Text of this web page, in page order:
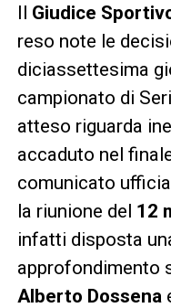
Il Giudice
reso note le
diciassettesima
campionato di
atteso riguarda
accaduto nel
comunicato
la riunione del 12
infatti disposta
approfondimento
Alberto Dossena